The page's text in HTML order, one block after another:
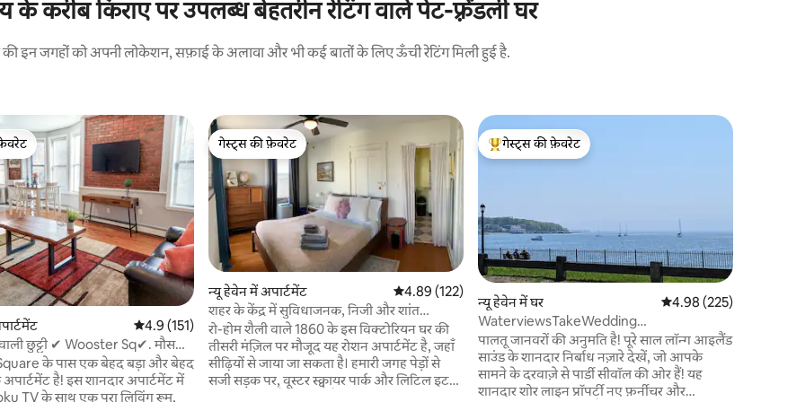
के करीब किराए पर उपलब्ध बेहतरीन रेटिंग वाले पेट-फ़्रेंडली घर
इन जगहों को अपनी लोकेशन, सफ़ाई के अलावा और भी कई बातों के लिए ऊँची रेटिंग मिली हुई है.
औसत रेटिंग 5 में से 4.9, 151 समीक्षाएँ
4.9 (151)
छुट्टी ✔ Wooster Sq✔. मौसमी
के पास एक बेहद बड़ा और बेहद
है! इस शानदार अपार्टमेंट में
TV के साथ एक पूरा लिविंग रूम,
गेस्ट्स की फ़ेवरेट
गेस्ट्स की फ़ेवरेट
न्यू हेवेन में अपार्टमेंट औसत रेटिंग 5 में से 4.89, 122 समीक्षाएँ
4.89 (122)
शहर के केंद्र में सुविधाजनक, निजी और शांत
अपार्टमेंट
रो-होम शैली वाले 1860 के इस विक्टोरियन घर की
तीसरी मंज़िल पर मौजूद यह रोशन अपार्टमेंट है, जहाँ
सीढ़ियों से जाया जा सकता है। हमारी जगह पेड़ों से
सजी सड़क पर, वूस्टर स्क्वायर पार्क और लिटिल इटली
गेस्ट्स का टॉप फ़ेवरेट
गेस्ट्स की फ़ेवरेट
न्यू हेवेन में घर औसत रेटिंग 5 में से 4.98,
4.98 (225)
WaterviewsTakeWedding
pics,CollegeTours Yale&Beach
पालतू जानवरों की अनुमति है! पूरे साल लॉन्ग आइलैंड
साउंड के शानदार निर्बाध नज़ारे देखें, जो आपके
सामने के दरवाज़े से पार्डी सीवॉल की ओर हैं! यह
शानदार शोर लाइन प्रॉपर्टी नए फ़र्नीचर और